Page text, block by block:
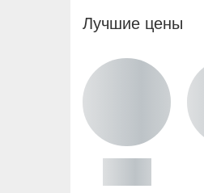
Лучшие цены